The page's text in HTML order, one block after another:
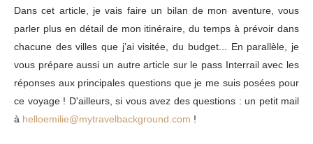
Dans cet article, je vais faire un bilan de mon aventure, vous
parler plus en détail de mon itinéraire, du temps à prévoir dans
chacune des villes que j’ai visitée, du budget... En parallèle, je
vous prépare aussi un autre article sur le pass Interrail avec les
réponses aux principales questions que je me suis posées pour
ce voyage ! D'ailleurs, si vous avez des questions : un petit mail
à helloemilie@mytravelbackground.com !